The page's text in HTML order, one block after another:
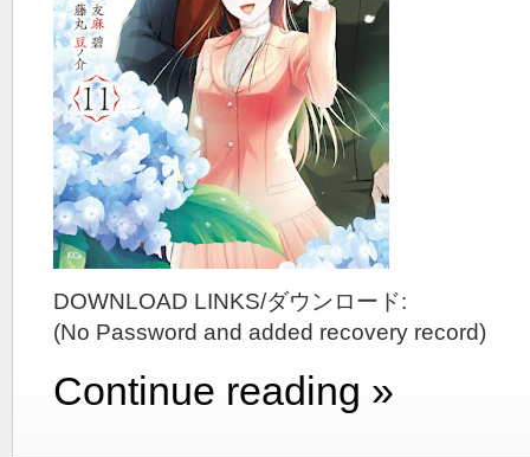
DOWNLOAD LINKS/ダウンロード:
(No Password and added recovery record)
Continue reading »